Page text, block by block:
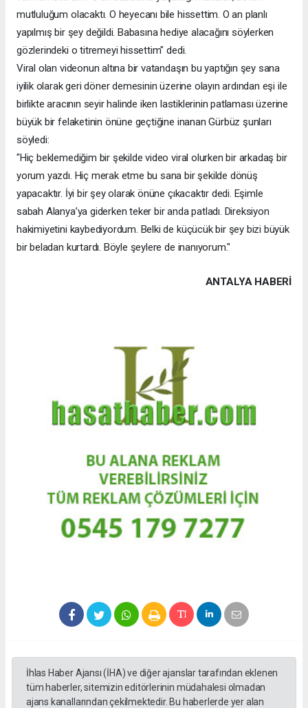
mutluluğum olacaktı. O heyecanı bile hissettim. O an planlı
yapılmış bir şey değildi. Babasına hediye alacağını söylerken
gözlerindeki o titremeyi hissettim" dedi.
Viral olan videonun altına bir vatandaşın bu yaptığın şey sana
iyilik olarak geri döner demesinin üzerine olayın ardından eşi ile
birlikte aracının seyir halinde iken lastiklerinin patlaması üzerine
büyük bir felaketinin önüne geçtiğine inanan Gürbüz şunları
söyledi:
"Hiç beklemediğim bir şekilde video viral olurken bir arkadaş bir
yorum yazdı. Hiç merak etme bu sana bir şekilde dönüş
yapacaktır. İyi bir şey olarak önüne çıkacaktır dedi. Eşimle
sabah Alanya’ya giderken teker bir anda patladı. Direksiyon
hakimiyetini kaybediyordum. Belki de küçücük bir şey bizi büyük
bir beladan kurtardı. Böyle şeylere de inanıyorum."
ANTALYA HABERİ
İhlas Haber Ajansı (İHA) ve diğer ajanslar tarafından eklenen
tüm haberler, sitemizin editörlerinin müdahalesi olmadan
ajans kanallarından çekilmektedir. Bu haberlerde yer alan